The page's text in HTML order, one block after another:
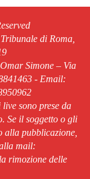
di Roma,
Simone – Via
- Email:
sono prese da
Se il soggetto o gli
alla pubblicazione,
mail:
rimozione delle